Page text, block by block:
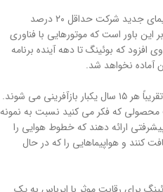
مدیرعامل بوئینگ افزود: قصد دارد هواپیمای جدید شرکت حداقل ۲۰ درصد
این باور است که موتورهایی با فناوری
وی افزود که بوئینگ تا دهه آینده برنامه
آماده نخواهد شد.
مدیر عامل بوئینگ می گوید : هواپیماها تقریباً هر ۱۵ سال یکبار بازآفرینی می شوند.
محصولی که فکر می کنید نسبت به نمونه
ارائه دهند که خطوط هوایی را
کنند و هواپیماهایی را که در حال